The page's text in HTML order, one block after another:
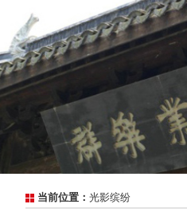
当前位置： 光影缤纷